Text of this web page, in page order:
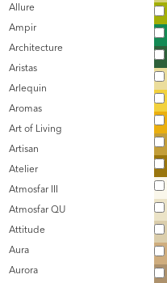
Allure
Ampir
Architecture
Aristas
Arlequin
Aromas
Art of Living
Artisan
Atelier
Atmosfar III
Atmosfar QU
Attitude
Aura
Aurora